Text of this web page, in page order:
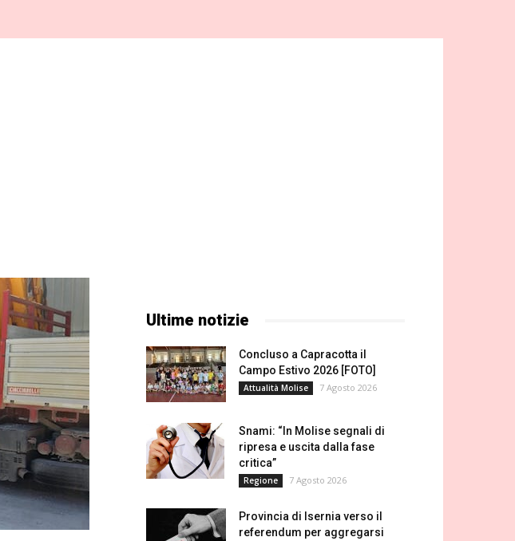
Ultime notizie
Concluso a Capracotta il
Campo Estivo 2026 [FOTO]
Attualità Molise 7 Agosto 2026
Snami: “In Molise segnali di
ripresa e uscita dalla fase
critica”
Regione 7 Agosto 2026
Provincia di Isernia verso il
referendum per aggregarsi